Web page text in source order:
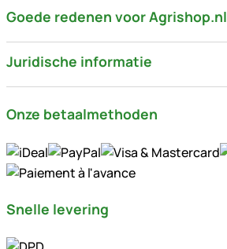
Goede redenen voor Agrishop.nl
Juridische informatie
Onze betaalmethoden
Snelle levering